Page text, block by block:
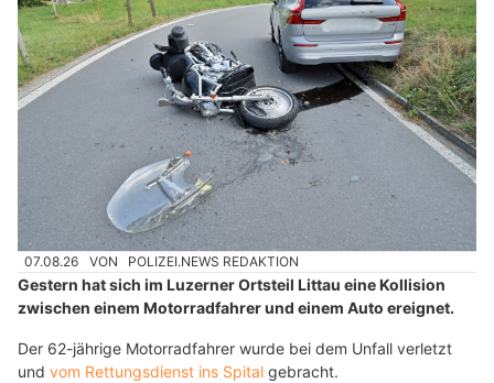
07.08.26 VON POLIZEI.NEWS REDAKTION
Gestern hat sich im Luzerner Ortsteil Littau eine Kollision
zwischen einem Motorradfahrer und einem Auto ereignet.
Der 62-jährige Motorradfahrer wurde bei dem Unfall verletzt
und vom Rettungsdienst ins Spital gebracht.